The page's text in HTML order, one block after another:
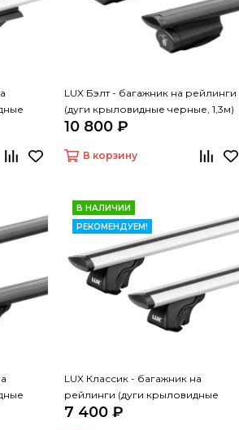
LUX Бэлт - багажник на рейлинги
(дуги крыловидные черные, 1,3м)
10 800 ₽
В корзину
В НАЛИЧИИ
РЕКОМЕНДУЕМ!
LUX Классик - багажник на
рейлинги (дуги крыловидные
серые, 1,3м)
7 400 ₽